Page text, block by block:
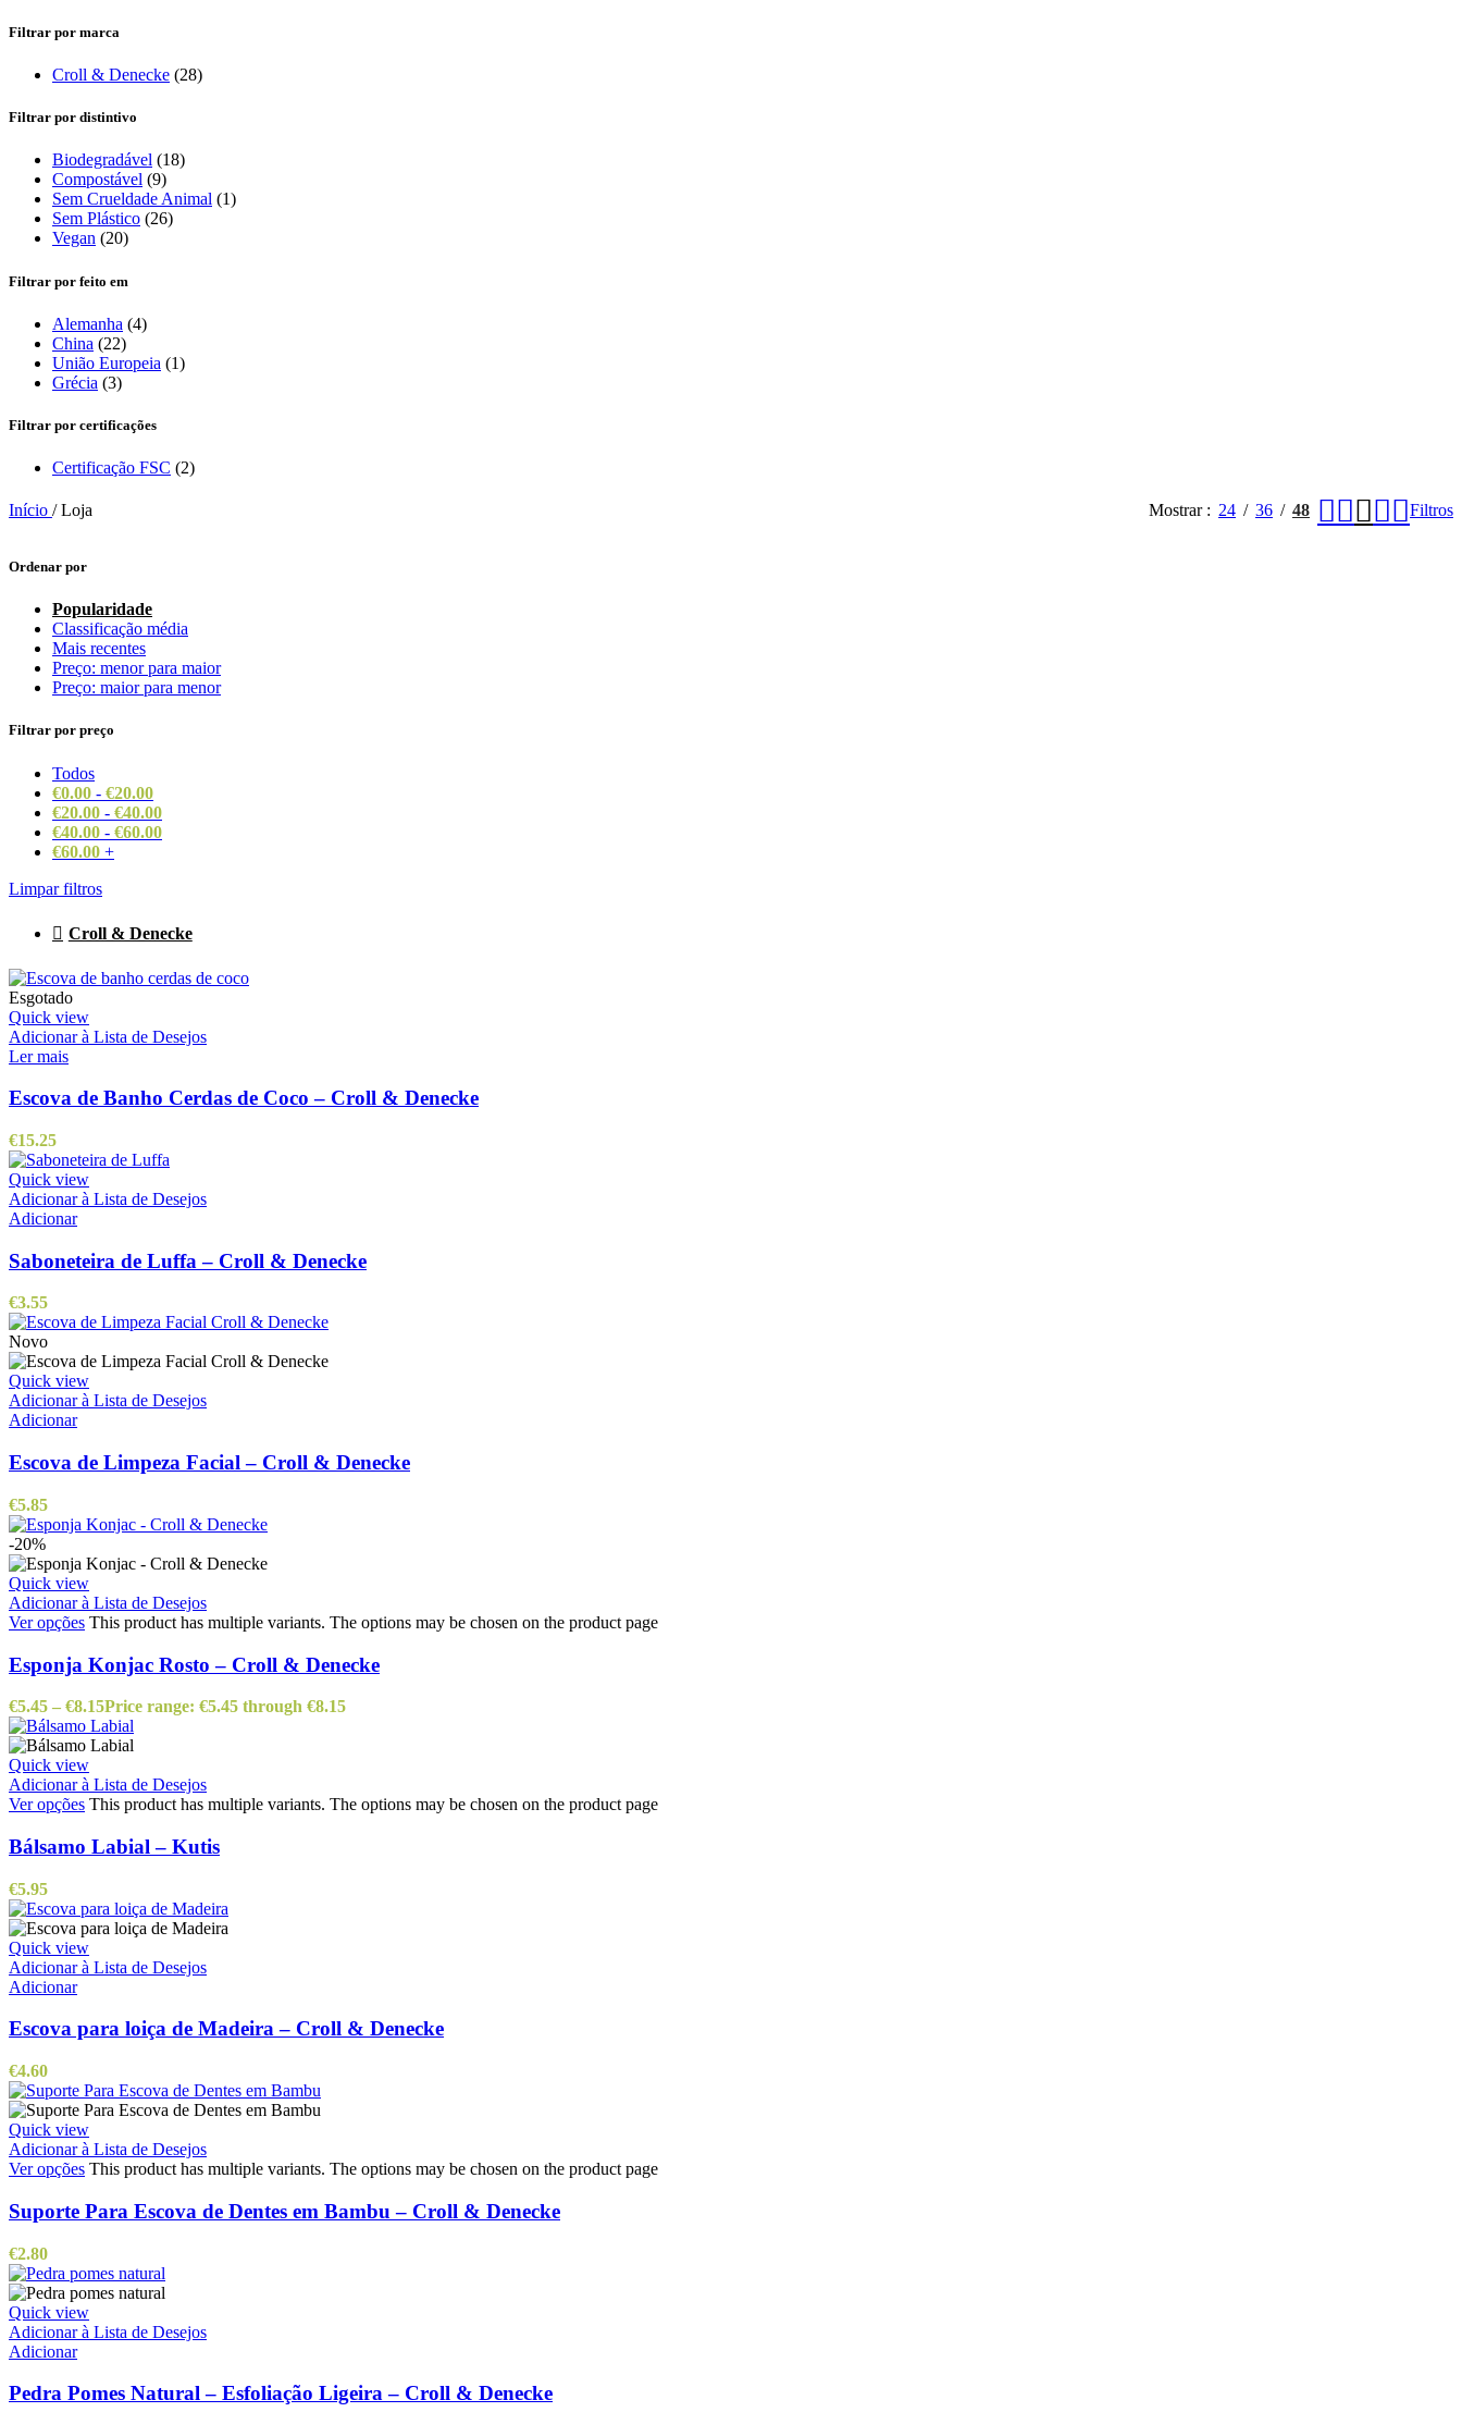
Filtrar por marca
Croll & Denecke (28)
Filtrar por distintivo
Biodegradável (18)
Compostável (9)
Sem Crueldade Animal (1)
Sem Plástico (26)
Vegan (20)
Filtrar por feito em
Alemanha (4)
China (22)
União Europeia (1)
Grécia (3)
Filtrar por certificações
Certificação FSC (2)
Início / Loja Mostrar 24 36 48 Filtros
Ordenar por
Popularidade
Classificação média
Mais recentes
Preço: menor para maior
Preço: maior para menor
Filtrar por preço
Todos
€0.00 - €20.00
€20.00 - €40.00
€40.00 - €60.00
€60.00 +
Limpar filtros
Croll & Denecke
Esgotado
Quick view
Adicionar à Lista de Desejos
Ler mais
Escova de Banho Cerdas de Coco – Croll & Denecke
€15.25
Quick view
Adicionar à Lista de Desejos
Adicionar
Saboneteira de Luffa – Croll & Denecke
€3.55
Novo
Quick view
Adicionar à Lista de Desejos
Adicionar
Escova de Limpeza Facial – Croll & Denecke
€5.85
-20%
Quick view
Adicionar à Lista de Desejos
Ver opções This product has multiple variants. The options may be chosen on the product page
Esponja Konjac Rosto – Croll & Denecke
€5.45 – €8.15Price range: €5.45 through €8.15
Quick view
Adicionar à Lista de Desejos
Ver opções This product has multiple variants. The options may be chosen on the product page
Bálsamo Labial – Kutis
€5.95
Quick view
Adicionar à Lista de Desejos
Adicionar
Escova para loiça de Madeira – Croll & Denecke
€4.60
Quick view
Adicionar à Lista de Desejos
Ver opções This product has multiple variants. The options may be chosen on the product page
Suporte Para Escova de Dentes em Bambu – Croll & Denecke
€2.80
Quick view
Adicionar à Lista de Desejos
Adicionar
Pedra Pomes Natural – Esfoliação Ligeira – Croll & Denecke